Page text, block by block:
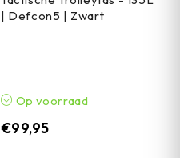
| Defcon5 | Zwart
Op voorraad
€99,95